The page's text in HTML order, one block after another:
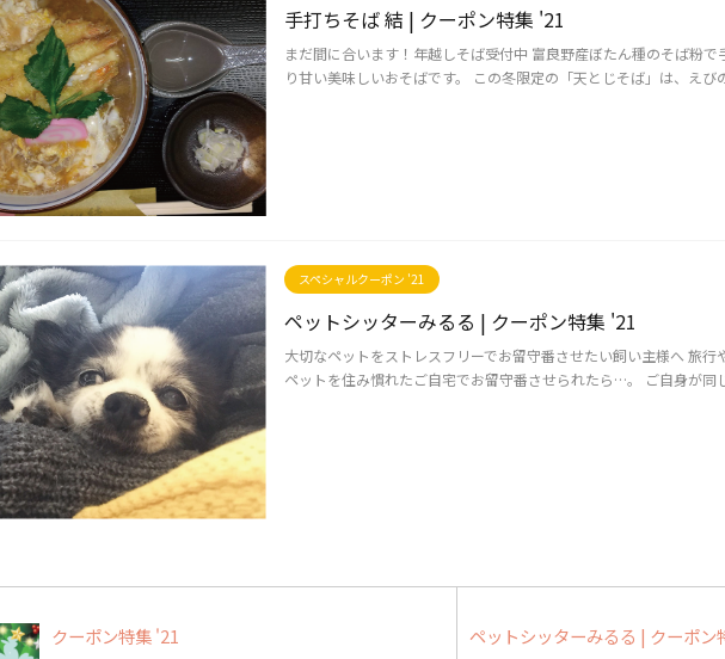
手打ちそば 結 | クーポン特集 '21
まだ間に合います！年越しそば受付中 富良野産ぼたん種のそば粉
り甘い美味しいおそばです。 この冬限定の「天とじそば」は、え
スペシャルクーポン '21
ペットシッターみるる | クーポン特集 '21
大切なペットをストレスフリーでお留守番させたい飼い主様へ 旅
ペットを住み慣れたご自宅でお留守番させられたら…。 ご自身が同
クーポン特集 '21
ペットシッターみるる | クーポン